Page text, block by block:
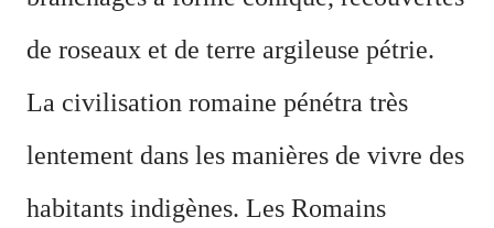
de roseaux et de terre argileuse pétrie.
La civilisation romaine pénétra très
lentement dans les manières de vivre des
habitants indigènes. Les Romains